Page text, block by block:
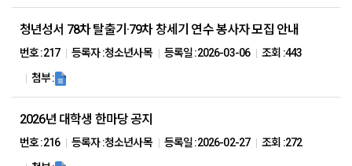
청년성서 78차 탈출기·79차 창세기 연수 봉사자 모집 안내
번호 :217 등록자 :청소년사목 등록일 :2026-03-06 조회 :443
첨부 :
2026년 대학생 한마당 공지
번호 :216 등록자 :청소년사목 등록일 :2026-02-27 조회 :272